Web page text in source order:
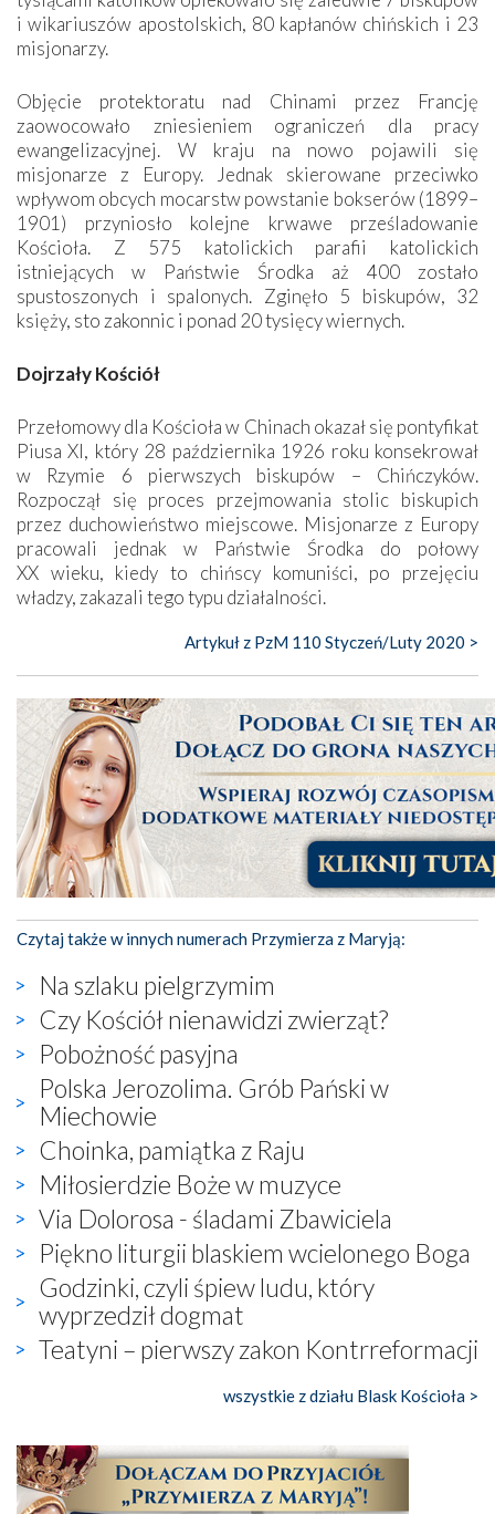
i wikariuszów apostolskich, 80 kapłanów chińskich i 23
misjonarzy.
Objęcie protektoratu nad Chinami przez Francję
zaowocowało zniesieniem ograniczeń dla pracy
ewangelizacyjnej. W kraju na nowo pojawili się
misjonarze z Europy. Jednak skierowane przeciwko
wpływom obcych mocarstw powstanie bokserów (1899–
1901) przyniosło kolejne krwawe prześladowanie
Kościoła. Z 575 katolickich parafii katolickich
istniejących w Państwie Środka aż 400 zostało
spustoszonych i spalonych. Zginęło 5 biskupów, 32
księży, sto zakonnic i ponad 20 tysięcy wiernych.
Dojrzały Kościół
Przełomowy dla Kościoła w Chinach okazał się pontyfikat
Piusa XI, który 28 października 1926 roku konsekrował
w Rzymie 6 pierwszych biskupów – Chińczyków.
Rozpoczął się proces przejmowania stolic biskupich
przez duchowieństwo miejscowe. Misjonarze z Europy
pracowali jednak w Państwie Środka do połowy
XX wieku, kiedy to chińscy komuniści, po przejęciu
władzy, zakazali tego typu działalności.
Artykuł z PzM 110 Styczeń/Luty 2020 >
Czytaj także w innych numerach Przymierza z Maryją:
Na szlaku pielgrzymim
Czy Kościół nienawidzi zwierząt?
Pobożność pasyjna
Polska Jerozolima. Grób Pański w
Miechowie
Choinka, pamiątka z Raju
Miłosierdzie Boże w muzyce
Via Dolorosa - śladami Zbawiciela
Piękno liturgii blaskiem wcielonego Boga
Godzinki, czyli śpiew ludu, który
wyprzedził dogmat
Teatyni – pierwszy zakon Kontrreformacji
wszystkie z działu Blask Kościoła >